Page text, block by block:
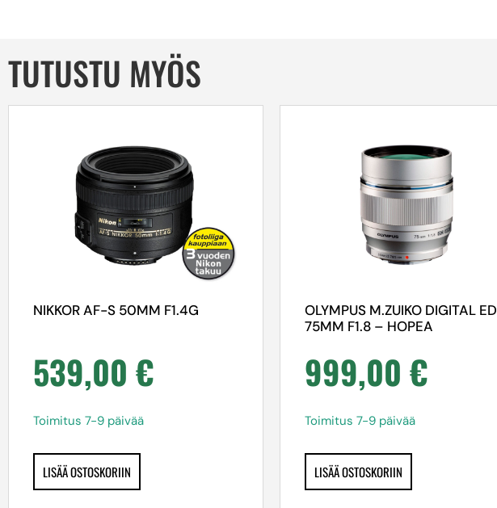
TUTUSTU MYÖS
NIKKOR AF-S 50MM F1.4G
539,00 €
Toimitus 7-9 päivää
LISÄÄ OSTOSKORIIN
OLYMPUS M.ZUIKO DIGITAL ED
75MM F1.8 – HOPEA
999,00 €
Toimitus 7-9 päivää
LISÄÄ OSTOSKORIIN